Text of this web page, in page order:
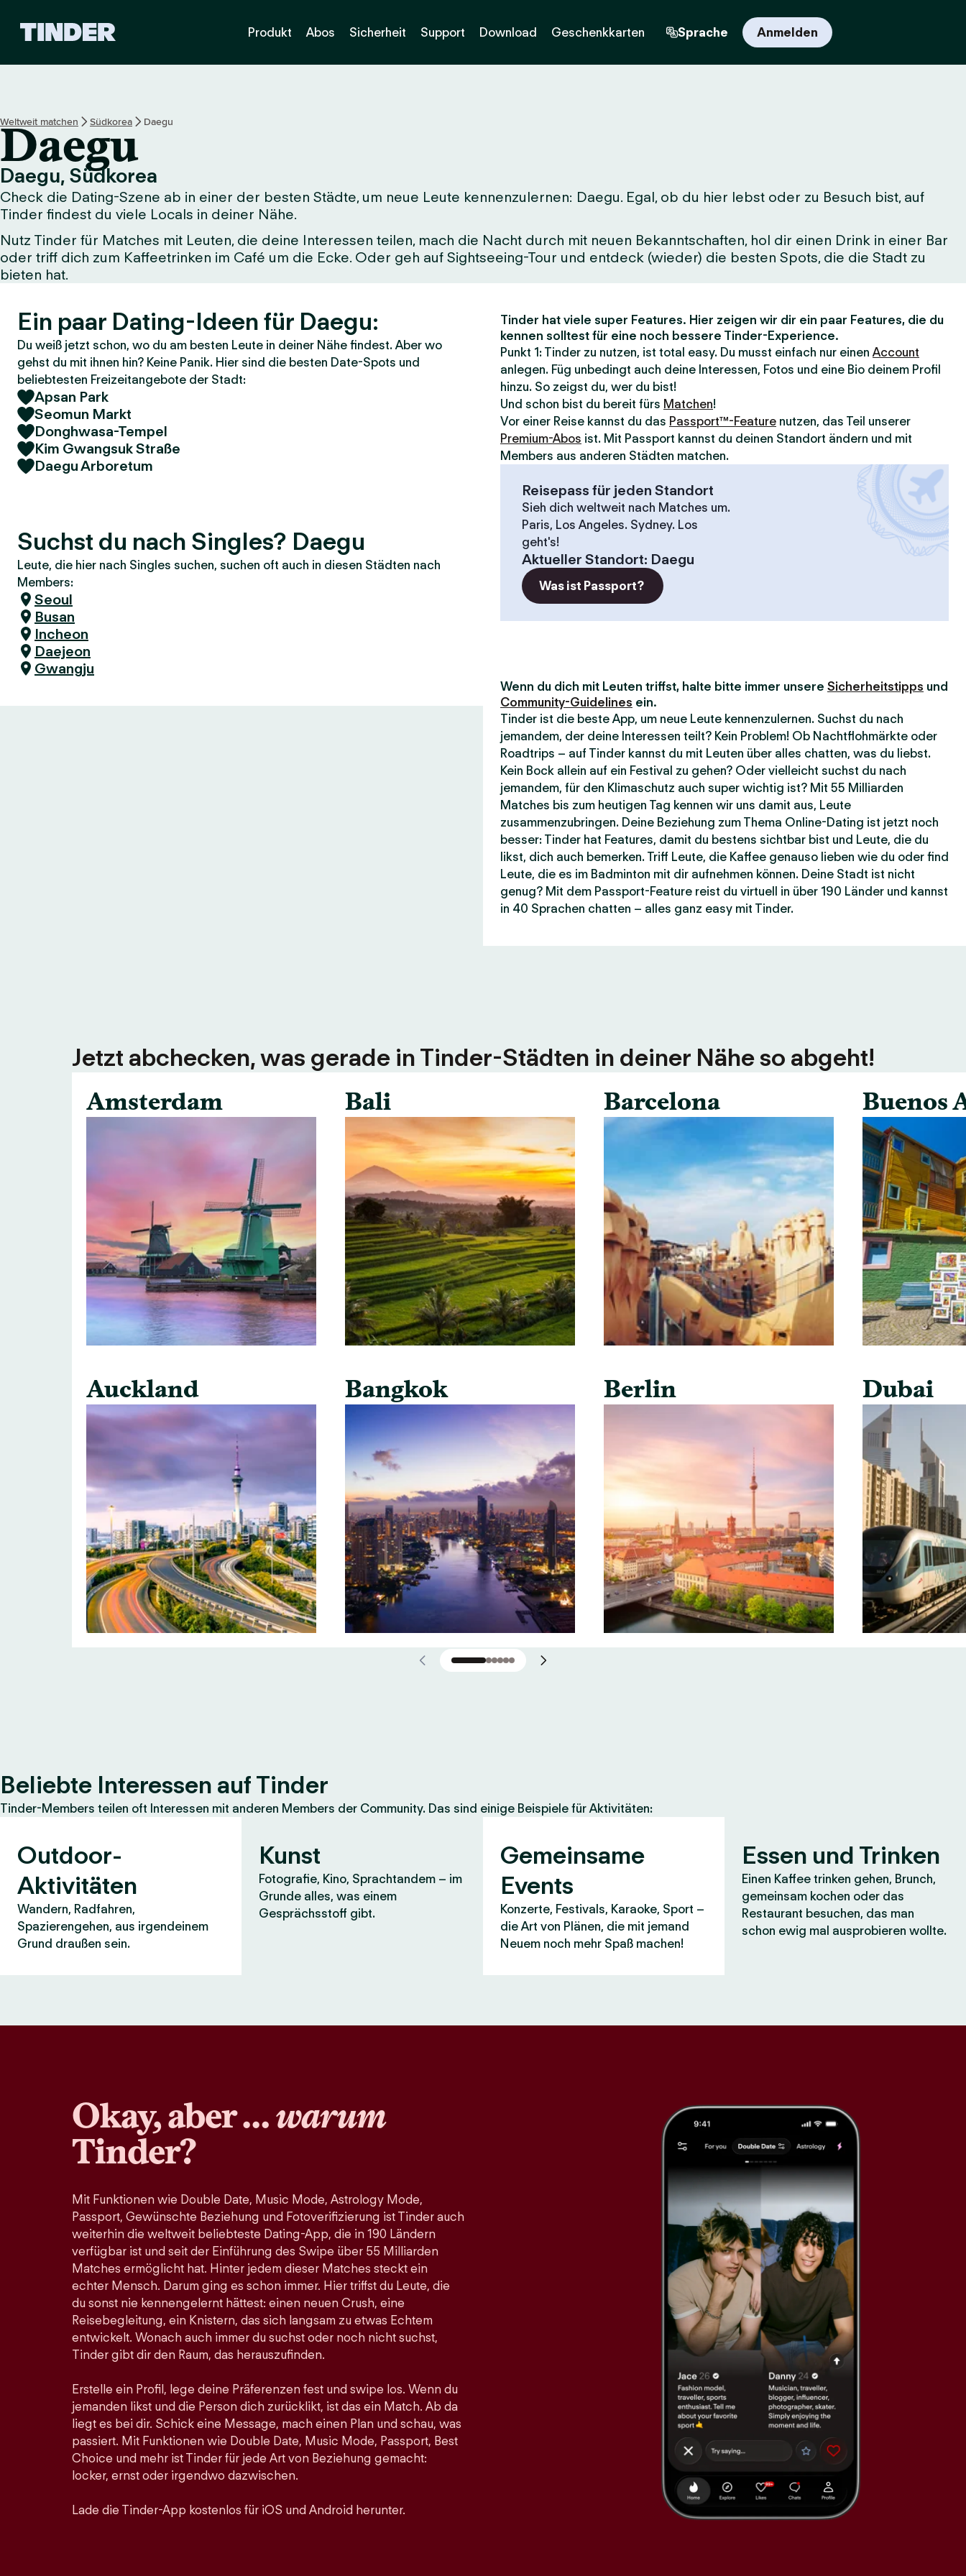
-
S
a
r
t
s
i
t
Produkt Abos Sicherheit Support Download Geschenkkarten Sprache Anmelden
Weltweit matchen Südkorea Daegu
Daegu
Daegu, Südkorea
Check die Dating-Szene ab in einer der besten Städte, um neue Leute kennenzulernen: Daegu. Egal, ob du hier lebst oder zu Besuch bist, auf
Tinder findest du viele Locals in deiner Nähe.
Nutz Tinder für Matches mit Leuten, die deine Interessen teilen, mach die Nacht durch mit neuen Bekanntschaften, hol dir einen Drink in einer Bar
oder triff dich zum Kaffeetrinken im Café um die Ecke. Oder geh auf Sightseeing-Tour und entdeck (wieder) die besten Spots, die die Stadt zu
bieten hat.
Ein paar Dating-Ideen für Daegu:
Du weiß jetzt schon, wo du am besten Leute in deiner Nähe findest. Aber wo
gehst du mit ihnen hin? Keine Panik. Hier sind die besten Date-Spots und
beliebtesten Freizeitangebote der Stadt:
Apsan Park
Seomun Markt
Donghwasa-Tempel
Kim Gwangsuk Straße
Daegu Arboretum
Suchst du nach Singles? Daegu
Leute, die hier nach Singles suchen, suchen oft auch in diesen Städten nach
Members:
Seoul
Busan
Incheon
Daejeon
Gwangju
Tinder hat viele super Features. Hier zeigen wir dir ein paar Features, die du
kennen solltest für eine noch bessere Tinder-Experience.
Punkt 1: Tinder zu nutzen, ist total easy. Du musst einfach nur einenAccount
anlegen. Füg unbedingt auch deine Interessen, Fotos und eine Bio deinem Profil
hinzu. So zeigst du, wer du bist!
Und schon bist du bereit fürs Matchen!
Vor einer Reise kannst du das Passport™-Feature nutzen, das Teil unserer
Premium-Abos ist. Mit Passport kannst du deinen Standort ändern und mit
Members aus anderen Städten matchen.
Reisepass für jeden Standort
Sieh dich weltweit nach Matches um.
Paris, Los Angeles. Sydney. Los
geht's!
Aktueller Standort: Daegu
Was ist Passport?
Wenn du dich mit Leuten triffst, halte bitte immer unsere Sicherheitstipps und
Community-Guidelines ein.
Tinder ist die beste App, um neue Leute kennenzulernen. Suchst du nach
jemandem, der deine Interessen teilt? Kein Problem! Ob Nachtflohmärkte oder
Roadtrips – auf Tinder kannst du mit Leuten über alles chatten, was du liebst.
Kein Bock allein auf ein Festival zu gehen? Oder vielleicht suchst du nach
jemandem, für den Klimaschutz auch super wichtig ist? Mit 55 Milliarden
Matches bis zum heutigen Tag kennen wir uns damit aus, Leute
zusammenzubringen. Deine Beziehung zum Thema Online-Dating ist jetzt noch
besser: Tinder hat Features, damit du bestens sichtbar bist und Leute, die du
likst, dich auch bemerken. Triff Leute, die Kaffee genauso lieben wie du oder find
Leute, die es im Badminton mit dir aufnehmen können. Deine Stadt ist nicht
genug? Mit dem Passport-Feature reist du virtuell in über 190 Länder und kannst
in 40 Sprachen chatten – alles ganz easy mit Tinder.
Jetzt abchecken, was gerade in Tinder-Städten in deiner Nähe so abgeht!
Amsterdam
Auckland
Bali
Bangkok
Barcelona
Berlin
Buenos
Dubai
Beliebte Interessen auf Tinder
Tinder-Members teilen oft Interessen mit anderen Members der Community. Das sind einige Beispiele für Aktivitäten:
Outdoor-
Aktivitäten
Wandern, Radfahren,
Spazierengehen, aus irgendeinem
Grund draußen sein.
Kunst
Fotografie, Kino, Sprachtandem – im
Grunde alles, was einem
Gesprächsstoff gibt.
Gemeinsame
Events
Konzerte, Festivals, Karaoke, Sport –
die Art von Plänen, die mit jemand
Neuem noch mehr Spaß machen!
Essen und Trinken
Einen Kaffee trinken gehen, Brunch,
gemeinsam kochen oder das
Restaurant besuchen, das man
schon ewig mal ausprobieren wollte.
Okay, aber …warum
Tinder?
Mit Funktionen wie Double Date, Music Mode, Astrology Mode,
Passport, Gewünschte Beziehung und Fotoverifizierung ist Tinder auch
weiterhin die weltweit beliebteste Dating-App, die in 190 Ländern
verfügbar ist und seit der Einführung des Swipe über 55 Milliarden
Matches ermöglicht hat. Hinter jedem dieser Matches steckt ein
echter Mensch. Darum ging es schon immer. Hier triffst du Leute, die
du sonst nie kennengelernt hättest: einen neuen Crush, eine
Reisebegleitung, ein Knistern, das sich langsam zu etwas Echtem
entwickelt. Wonach auch immer du suchst oder noch nicht suchst,
Tinder gibt dir den Raum, das herauszufinden.
Erstelle ein Profil, lege deine Präferenzen fest und swipe los. Wenn du
jemanden likst und die Person dich zurücklikt, ist das ein Match. Ab da
liegt es bei dir. Schick eine Message, mach einen Plan und schau, was
passiert. Mit Funktionen wie Double Date, Music Mode, Passport, Best
Choice und mehr ist Tinder für jede Art von Beziehung gemacht:
locker, ernst oder irgendwo dazwischen.
Lade die Tinder-App kostenlos für iOS und Android herunter.